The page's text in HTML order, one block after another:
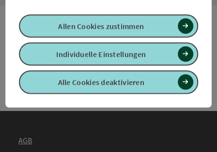
B2B Services
Urlaub planen & Services
AGB
Alle Cookies deaktivieren
Individuelle Einstellungen
Allen Cookies zustimmen